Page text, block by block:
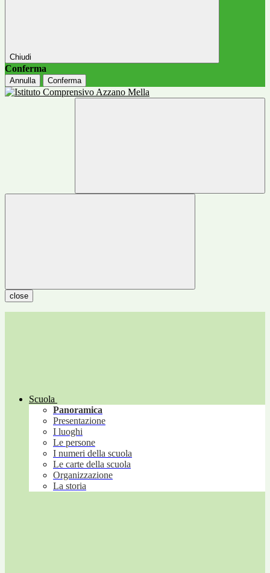
Chiudi
Conferma
Annulla Conferma
close
Scuola
Panoramica
Presentazione
I luoghi
Le persone
I numeri della scuola
Le carte della scuola
Organizzazione
La storia